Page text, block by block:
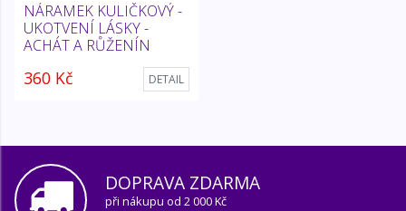
NÁRAMEK KULIČKOVÝ -
UKOTVENÍ LÁSKY -
ACHÁT A RŮŽENÍN
360 Kč DETAIL
DOPRAVA ZDARMA
při nákupu od 2 000 Kč